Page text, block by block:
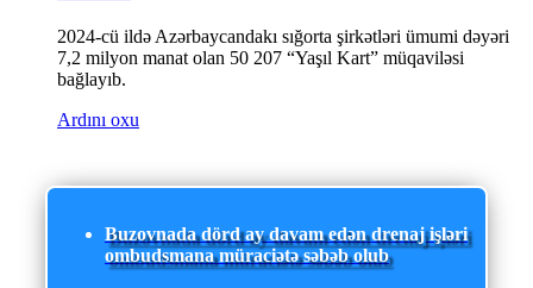
2024-cü ildə Azərbaycandakı sığorta şirkətləri ümumi dəyəri
7,2 milyon manat olan 50 207 “Yaşıl Kart” müqaviləsi
bağlayıb.
Ardını oxu
Buzovnada dörd ay davam edən drenaj işləri
ombudsmana müraciətə səbəb olub